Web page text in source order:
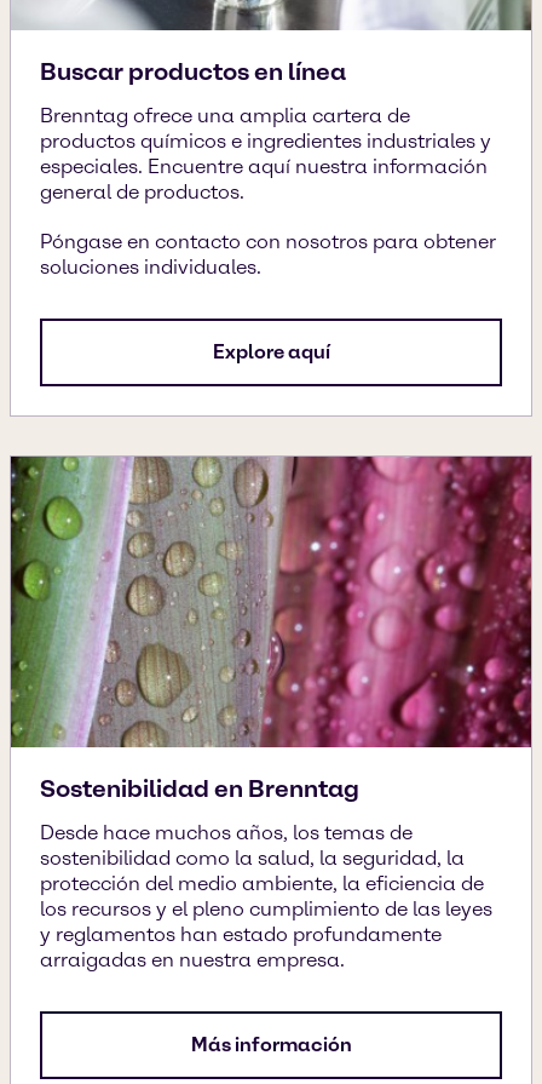
Buscar productos en línea
Brenntag ofrece una amplia cartera de
productos químicos e ingredientes industriales y
especiales. Encuentre aquí nuestra información
general de productos.
Póngase en contacto con nosotros para obtener
soluciones individuales.
Explore aquí
Sostenibilidad en Brenntag
Desde hace muchos años, los temas de
sostenibilidad como la salud, la seguridad, la
protección del medio ambiente, la eficiencia de
los recursos y el pleno cumplimiento de las leyes
y reglamentos han estado profundamente
arraigadas en nuestra empresa.
Más información